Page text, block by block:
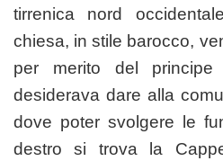
tirrenica nord
chiesa, in stile barocco,
per merito del principe
desiderava dare alla
dove poter svolgere le
destro si trova la